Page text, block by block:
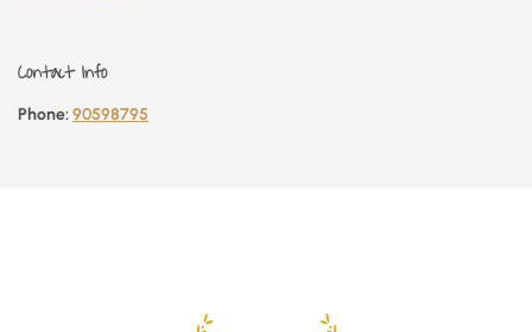
Contact Info
Phone:90598795